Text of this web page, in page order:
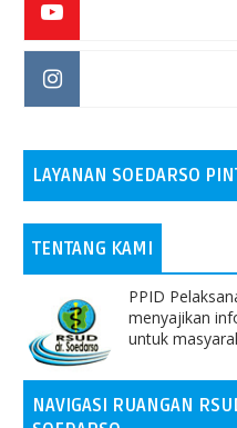
LAYANAN SOEDARSO
TENTANG KAMI
PPID
menyajikan
untuk
NAVIGASI RUANGAN